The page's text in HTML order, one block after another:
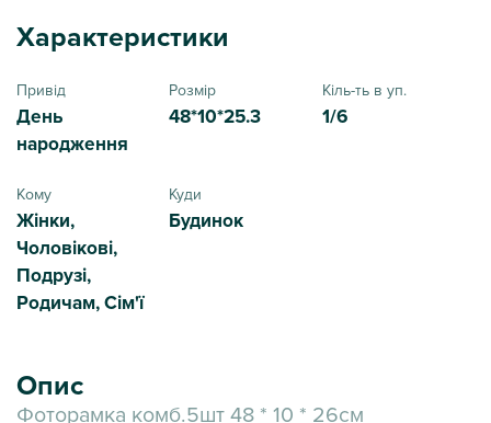
Характеристики
Привід
День
народження
Розмір
48*10*25.3
Кіль-ть в уп.
1/6
Кому
Жінки,
Чоловікові,
Подрузі,
Родичам, Сім'ї
Куди
Будинок
Опис
Фоторамка комб.5шт 48 * 10 * 26см